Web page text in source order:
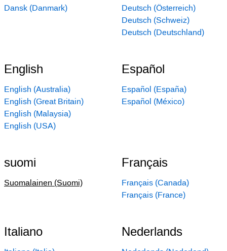
Dansk (Danmark)
Deutsch (Österreich)
Deutsch (Schweiz)
Deutsch (Deutschland)
English
English (Australia)
English (Great Britain)
English (Malaysia)
English (USA)
Español
Español (España)
Español (México)
suomi
Suomalainen (Suomi)
Français
Français (Canada)
Français (France)
Italiano Nederlands